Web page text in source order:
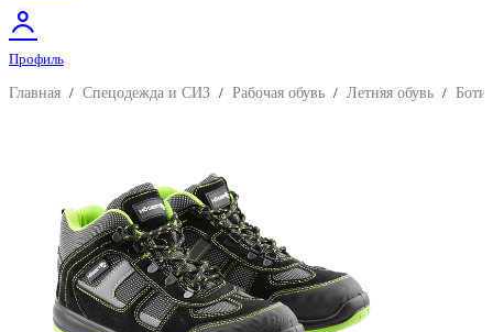
Профиль
Главная / Спецодежда и СИЗ / Рабочая обувь / Летняя обувь /